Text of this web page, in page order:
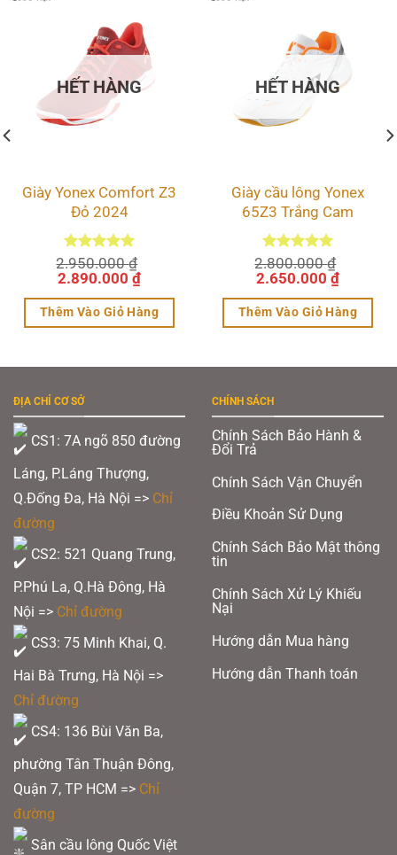
HẾT HÀNG
Giày Yonex Comfort Z3
Đỏ 2024
Được xếp
hạng 5.00
2.950.000₫
Giá
là:
2.950.000 ₫.
2.890.000 ₫Giá
tại
là:
Thêm Vào Giỏ Hàng
phẩm
nhiều
thể.
Các
chọn
có
thể
chọn
trên
sản
HẾT HÀNG
Giày cầu lông Yonex
65Z3 Trắng Cam
Được xếp
hạng 5.00
2.800.000₫
Giá
là:
2.800.000 ₫.
2.650.000 ₫Giá
tại
là:
Thêm Vào Giỏ Hàng
phẩm
nhiều
thể.
Các
chọn
thể
chọn
trên
ĐỊA CHỈ CƠ SỞ
CS1: 7A ngõ 850 đường
Láng, P.Láng Thượng,
Q.Đống Đa, Hà Nội => Chỉ
đường
CS2: 521 Quang Trung,
P.Phú La, Q.Hà Đông, Hà
Nội => Chỉ đường
CS3: 75 Minh Khai, Q.
Hai Bà Trưng, Hà Nội =>
Chỉ đường
CS4: 136 Bùi Văn Ba,
phường Tân Thuận Đông,
Quận 7, TP HCM => Chỉ
đường
Sân cầu lông Quốc Việt
CHÍNH SÁCH
Chính Sách Bảo Hành &
Đổi Trả
Chính Sách Vận Chuyển
Điều Khoản Sử Dụng
Chính Sách Bảo Mật thông
tin
Chính Sách Xử Lý Khiếu
Nại
Hướng dẫn Mua hàng
Hướng dẫn Thanh toán